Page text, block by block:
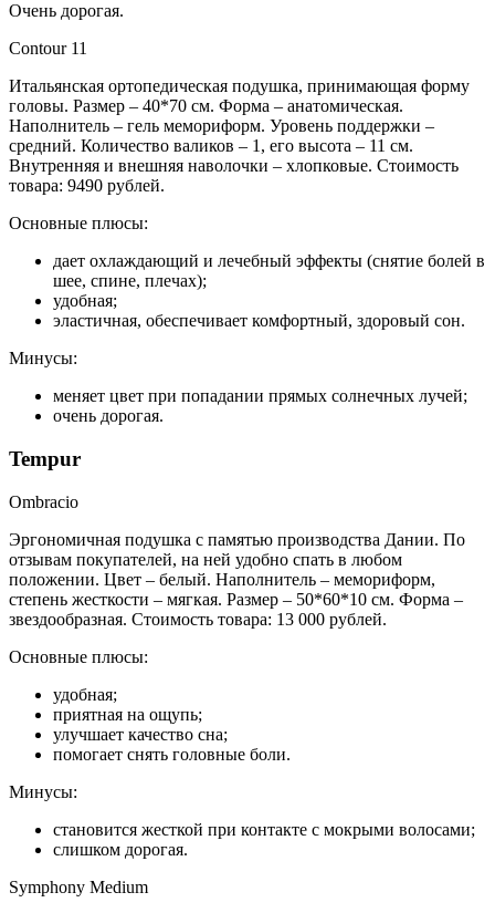
Очень дорогая.
Contour 11
Итальянская ортопедическая подушка, принимающая форму
головы. Размер – 40*70 см. Форма – анатомическая.
Наполнитель – гель мемориформ. Уровень поддержки –
средний. Количество валиков – 1, его высота – 11 см.
Внутренняя и внешняя наволочки – хлопковые. Стоимость
товара: 9490 рублей.
Основные плюсы:
дает охлаждающий и лечебный эффекты (снятие болей в
шее, спине, плечах);
удобная;
эластичная, обеспечивает комфортный, здоровый сон.
Минусы:
меняет цвет при попадании прямых солнечных лучей;
очень дорогая.
Tempur
Ombracio
Эргономичная подушка с памятью производства Дании. По
отзывам покупателей, на ней удобно спать в любом
положении. Цвет – белый. Наполнитель – мемориформ,
степень жесткости – мягкая. Размер – 50*60*10 см. Форма –
звездообразная. Стоимость товара: 13 000 рублей.
Основные плюсы:
удобная;
приятная на ощупь;
улучшает качество сна;
помогает снять головные боли.
Минусы:
становится жесткой при контакте с мокрыми волосами;
слишком дорогая.
Symphony Medium